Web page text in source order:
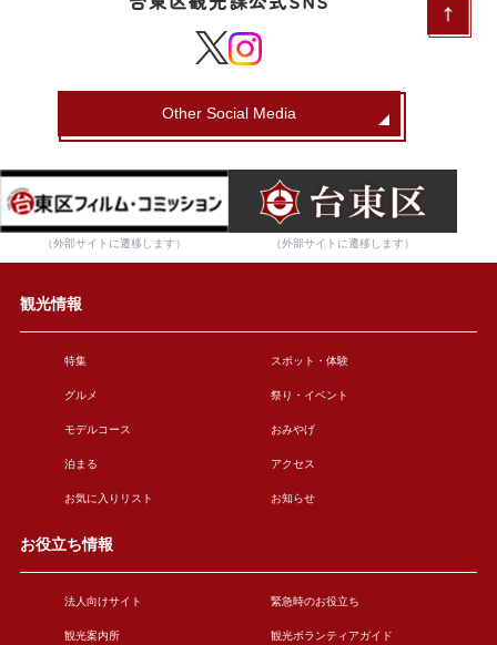
Other Social Media
（外部サイトに遷移します） （外部サイトに遷移します）
観光情報
特集 スポット・体験
グルメ 祭り・イベント
モデルコース おみやげ
泊まる アクセス
お気に入りリスト お知らせ
お役立ち情報
法人向けサイト 緊急時のお役立ち
観光案内所 観光ボランティアガイド